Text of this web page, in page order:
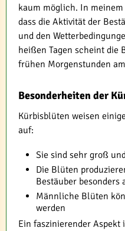
kaum möglich. In
dass die Aktivität der
und den
heißen Tagen scheint die
frühen Morgenstunden
Besonderheiten der
Kürbisblüten weisen
auf:
Sie sind sehr groß
Die Blüten
Bestäuber
Männliche Blüten
werden
Ein faszinierender Aspekt